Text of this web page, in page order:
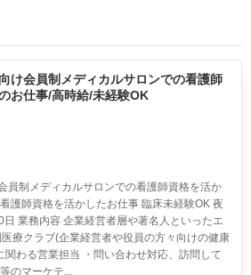
け会員制メディカルサロンでの看護師
お仕事/高時給/未経験OK
員制メディカルサロンでの看護師資格を活か
護師資格を活かしたお仕事 臨床未経験OK 夜
業務内容 企業経営者層や著名人といったエ
療クラブ(企業経営者や役員の方々向けの健康
関わる営業担当 ・問い合わせ対応、訪問して
のマーケテ...